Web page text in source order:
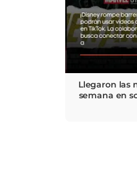
Llegaron las
semana en